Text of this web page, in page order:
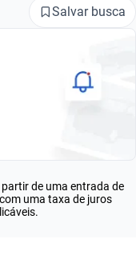
Salvar busca
de uma entrada de
uma taxa de juros